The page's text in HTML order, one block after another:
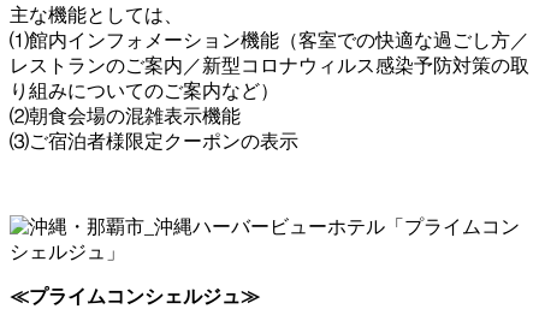
主な機能としては、
⑴館内インフォメーション機能（客室での快適な過ごし方／
レストランのご案内／新型コロナウィルス感染予防対策の取
り組みについてのご案内など）
⑵朝食会場の混雑表示機能
⑶ご宿泊者様限定クーポンの表示
≪プライムコンシェルジュ≫